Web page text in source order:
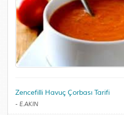
Zencefilli Havuç Çorbası Tarifi
- E.AKIN